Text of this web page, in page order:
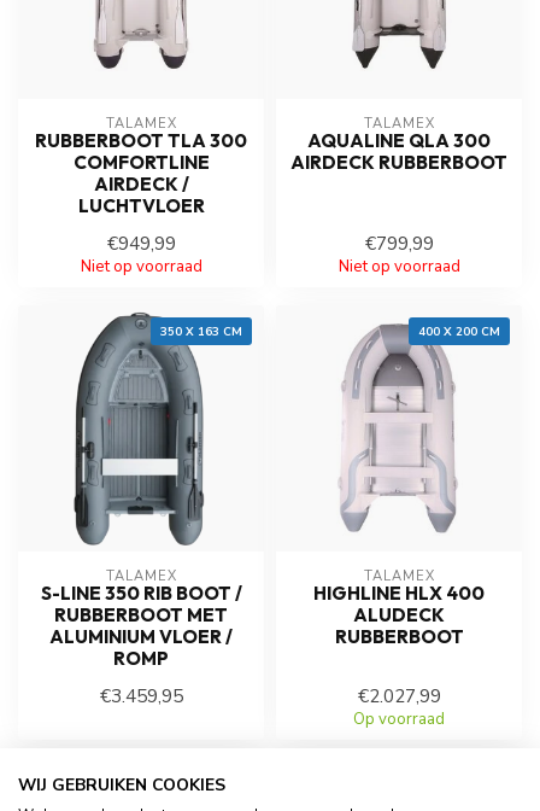
TALAMEX
RUBBERBOOT TLA 300
COMFORTLINE
AIRDECK /
LUCHTVLOER
€949,99
Niet op voorraad
TALAMEX
AQUALINE QLA 300
AIRDECK RUBBERBOOT
€799,99
Niet op voorraad
350 X 163 CM
TALAMEX
S-LINE 350 RIB BOOT /
RUBBERBOOT MET
ALUMINIUM VLOER /
ROMP
€3.459,95
400 X 200 CM
TALAMEX
HIGHLINE HLX 400
ALUDECK
RUBBERBOOT
€2.027,99
Op voorraad
350 X 180 CM
WIJ GEBRUIKEN COOKIES